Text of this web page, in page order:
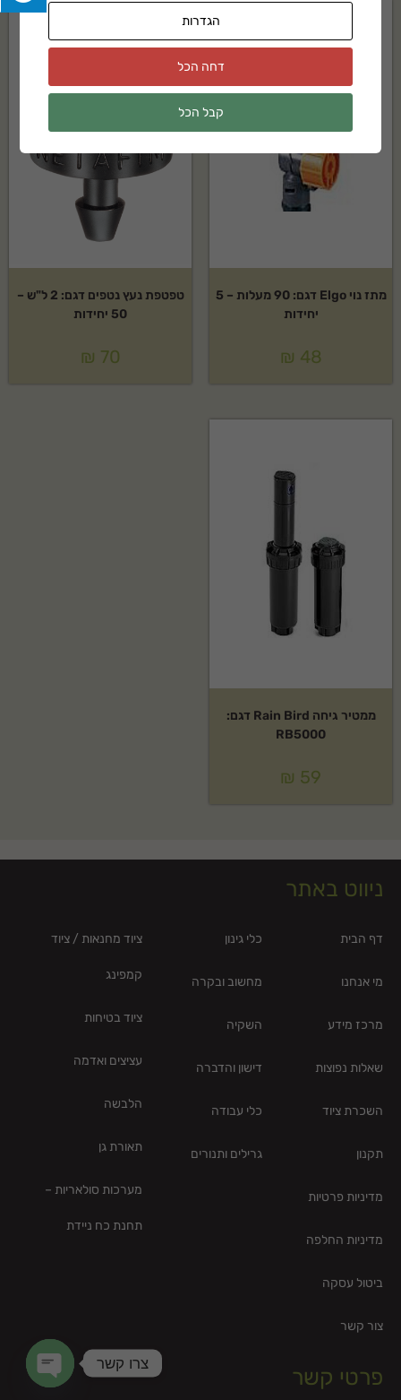
מתז נוי Elgo דגם: 90 מעלות – 5
יחידות
₪ 48
טפטפת נעץ נטפים דגם: 2 ל"ש –
50 יחידות
₪ 70
ממטיר גיחה Rain Bird דגם:
RB5000
₪ 59
ניווט באתר
דף הבית
מי אנחנו
מרכז מידע
שאלות נפוצות
השכרת ציוד
תקנון
מדיניות פרטיות
מדיניות החלפה
ביטול עסקה
צור קשר
כלי גינון
מחשוב ובקרה
השקיה
דישון והדברה
כלי עבודה
גרילים ותנורים
ציוד מחנאות / ציוד
קמפינג
ציוד בטיחות
עציצים ואדמה
הלבשה
תאורת גן
מערכות סולאריות –
תחנת כח ניידת
פרטי קשר
הגדרות
דחה הכל
קבל הכל
צרו קשר